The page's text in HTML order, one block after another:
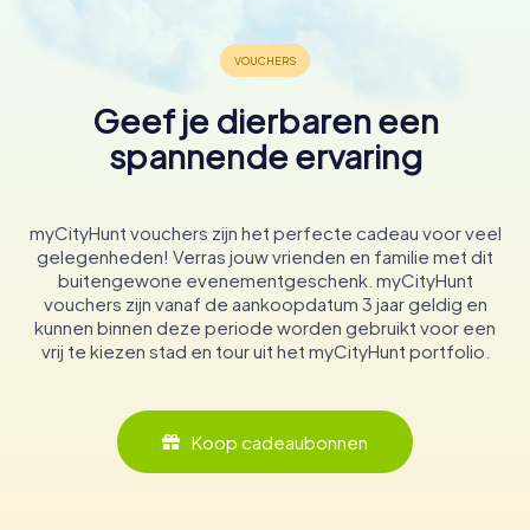
Geef je dierbaren een
spannende ervaring
myCityHunt vouchers zijn het perfecte cadeau voor veel
gelegenheden! Verras jouw vrienden en familie met dit
buitengewone evenementgeschenk. myCityHunt
vouchers zijn vanaf de aankoopdatum 3 jaar geldig en
kunnen binnen deze periode worden gebruikt voor een
vrij te kiezen stad en tour uit het myCityHunt portfolio.
Koop cadeaubonnen